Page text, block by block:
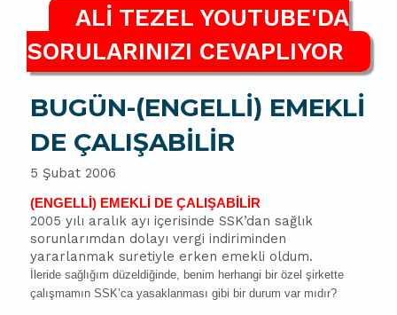
ALİ TEZEL YOUTUBE'DA
SORULARINIZI CEVAPLIYOR
BUGÜN-(ENGELLİ) EMEKLİ
DE ÇALIŞABİLİR
5 Şubat 2006
(ENGELLİ) EMEKLİ DE ÇALIŞABİLİR
2005 yılı aralık ayı içerisinde SSK’dan sağlık
sorunlarımdan dolayı vergi indiriminden
yararlanmak suretiyle erken emekli oldum.
İleride sağlığım düzeldiğinde, benim herhangi bir özel şirkette
çalışmamın SSK’ca yasaklanması gibi bir durum var mıdır?